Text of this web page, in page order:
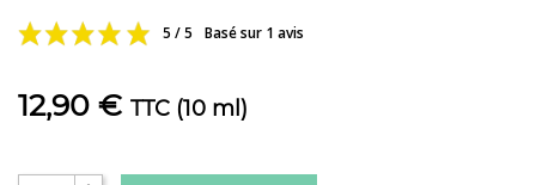
5 / 5 Basé sur 1 avis
12,90 € TTC (10 ml)